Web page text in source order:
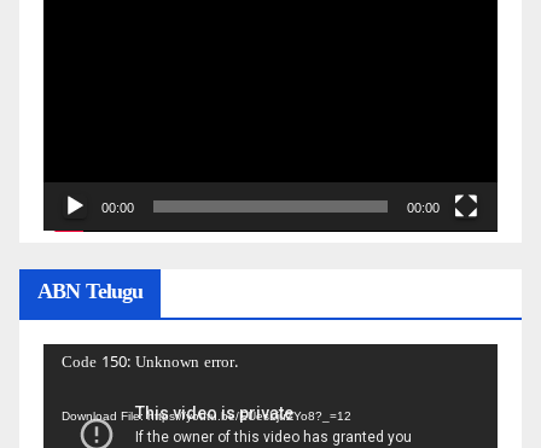
00:00 00:00
ABN Telugu
Video
Code 150: Unknown error.
Download File: https://youtu.be/EUesLjuZYo8?_=12